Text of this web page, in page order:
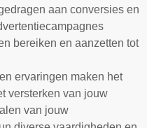
aan conversies en
bereiken en aanzetten tot
ervaringen maken het
versterken van jouw
van jouw